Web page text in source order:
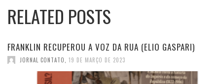
RELATED POSTS
FRANKLIN RECUPEROU A VOZ DA RUA (ELIO GASPARI)
JORNAL CONTATO 19 DE MARÇO DE 2023